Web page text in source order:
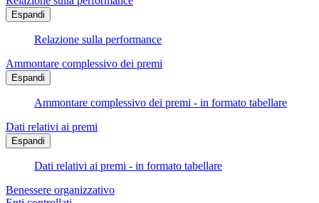
Espandi
Relazione sulla performance
Ammontare complessivo dei premi
Espandi
Ammontare complessivo dei premi - in formato tabellare
Dati relativi ai premi
Espandi
Dati relativi ai premi - in formato tabellare
Benessere organizzativo